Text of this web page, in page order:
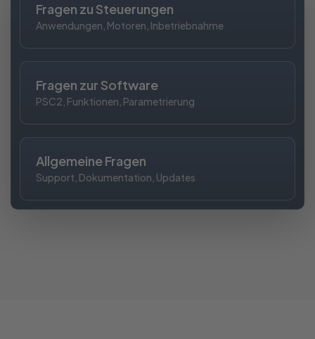
Fragen zu Steuerungen
Anwendungen, Motoren, Inbetriebnahme
Fragen zur Software
PSC2, Funktionen, Parametrierung
Allgemeine Fragen
Support, Dokumentation, Updates